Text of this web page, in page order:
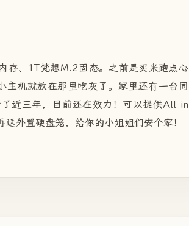
存、1T梵想M.2固态。之前是买来跑点心
机就放在那里吃灰了。家里还有一台同
近三年，目前还在效力！可以提供All in
外置硬盘笼，给你的小姐姐们安个家！